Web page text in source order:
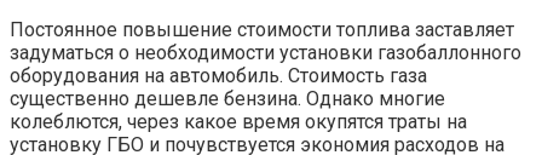
Постоянное повышение стоимости топлива заставляет
задуматься о необходимости установки газобаллонного
оборудования на автомобиль. Стоимость газа
существенно дешевле бензина. Однако многие
колеблются, через какое время окупятся траты на
установку ГБО и почувствуется экономия расходов на